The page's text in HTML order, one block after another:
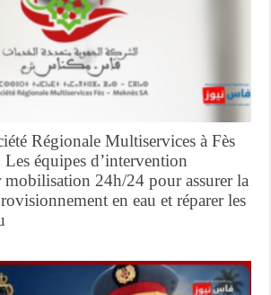
Régionale Multiservices à Fès
équipes d’intervention
24h/24 pour assurer la
en eau et réparer les